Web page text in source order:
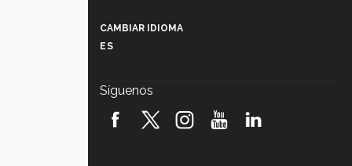
robótica FIRST 2026! (video)
CAMBIAR IDIOMA
ES
Síguenos